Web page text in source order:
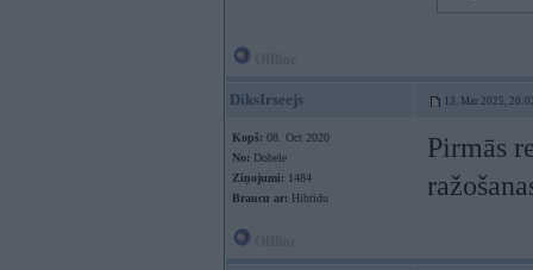
DiksIrseejs 13. Mar 2025,
Kopš: 08. Oct 2020
No: Dobele
Ziņojumi: 1484
Braucu ar: Hibrīdu
Pirmās